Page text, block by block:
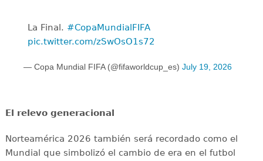
La Final. ️ #CopaMundialFIFA
pic.twitter.com/zSwOsO1s72
— Copa Mundial FIFA (@fifaworldcup_es) July 19, 2026
El relevo generacional
Norteamérica 2026 también será recordado como el
Mundial que simbolizó el cambio de era en el futbol